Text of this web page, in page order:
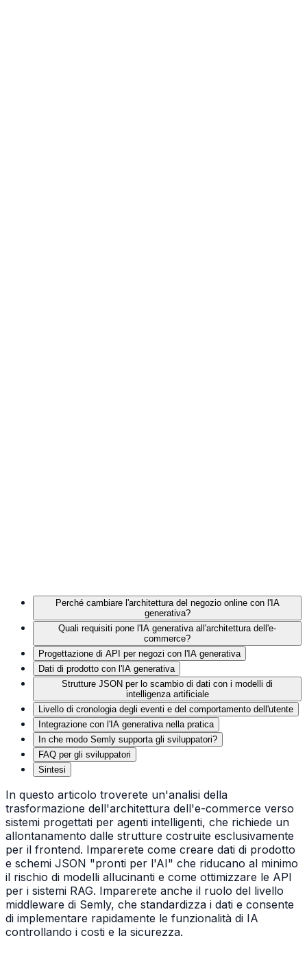
Perché cambiare l'architettura del negozio online con l'IA
generativa?
Quali requisiti pone l'IA generativa all'architettura dell'e-
commerce?
Progettazione di API per negozi con l'IA generativa
Dati di prodotto con l'IA generativa
Strutture JSON per lo scambio di dati con i modelli di
intelligenza artificiale
Livello di cronologia degli eventi e del comportamento dell'utente
Integrazione con l'IA generativa nella pratica
In che modo Semly supporta gli sviluppatori?
FAQ per gli sviluppatori
Sintesi
In questo articolo troverete un'analisi della
trasformazione dell'architettura dell'e-commerce verso
sistemi progettati per agenti intelligenti, che richiede un
allontanamento dalle strutture costruite esclusivamente
per il frontend. Imparerete come creare dati di prodotto
e schemi JSON "pronti per l'AI" che riducano al minimo
il rischio di modelli allucinanti e come ottimizzare le API
per i sistemi RAG. Imparerete anche il ruolo del livello
middleware di Semly, che standardizza i dati e consente
di implementare rapidamente le funzionalità di IA
controllando i costi e la sicurezza.